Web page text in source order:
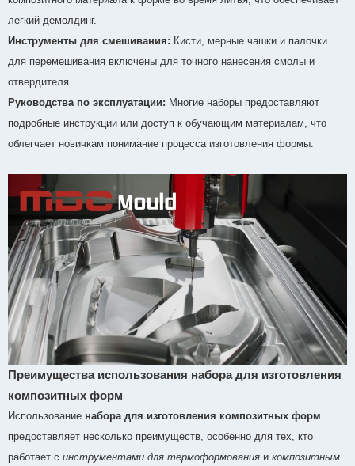
легкий демолдинг.
Инструменты для смешивания: Кисти, мерные чашки и палочки
для перемешивания включены для точного нанесения смолы и
отвердителя.
Руководства по эксплуатации: Многие наборы предоставляют
подробные инструкции или доступ к обучающим материалам, что
облегчает новичкам понимание процесса изготовления формы.
Преимущества использования набора для изготовления
композитных форм
Использование набора для изготовления композитных форм
предоставляет несколько преимуществ, особенно для тех, кто
работает с инструментами для термоформования и композитным